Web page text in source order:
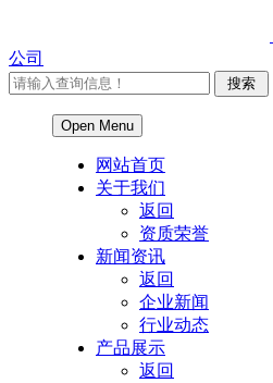
公司
Open Menu
网站首页
关于我们
返回
资质荣誉
新闻资讯
返回
企业新闻
行业动态
产品展示
返回